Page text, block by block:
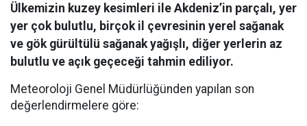
Ülkemizin kuzey kesimleri ile Akdeniz’in parçalı, yer
yer çok bulutlu, birçok il çevresinin yerel sağanak
ve gök gürültülü sağanak yağışlı, diğer yerlerin az
bulutlu ve açık geçeceği tahmin ediliyor.
Meteoroloji Genel Müdürlüğünden yapılan son
değerlendirmelere göre: